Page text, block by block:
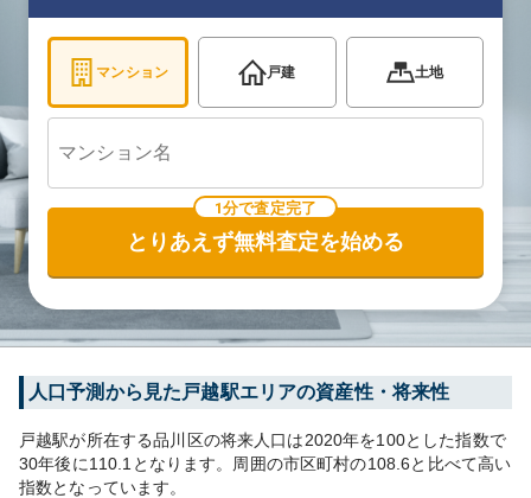
マンション 戸建 土地
1分で査定完了
とりあえず無料査定を始める
人口予測から見た 戸越駅エリアの資産性・将来性
戸越駅が所在する品川区の将来人口は2020年を100とした指数で
30年後に110.1 となります。 周囲の市区町村の108.6と比べて高い
指数となっています。